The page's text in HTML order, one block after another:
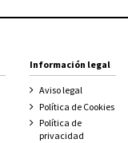
Información legal
Aviso legal
Política de Cookies
Política de
privacidad